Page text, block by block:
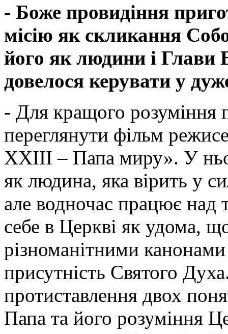
- Боже провидіння
місію як скликання
його як людини і Глави
довелося керувати у
- Для кращого розуміння
переглянути фільм
ХХІІІ – Папа миру». У
як людина, яка вірить у
але водночас працює над
себе в Церкві як удома,
різноманітними
присутність Святого
протиставлення двох
Папа та його розуміння